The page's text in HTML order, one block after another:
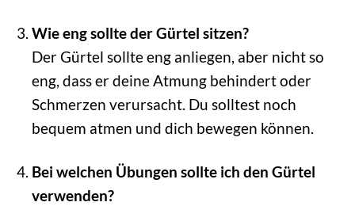
Wie eng sollte der Gürtel sitzen?
Der Gürtel sollte eng anliegen, aber nicht so
eng, dass er deine Atmung behindert oder
Schmerzen verursacht. Du solltest noch
bequem atmen und dich bewegen können.
Bei welchen Übungen sollte ich den Gürtel
verwenden?